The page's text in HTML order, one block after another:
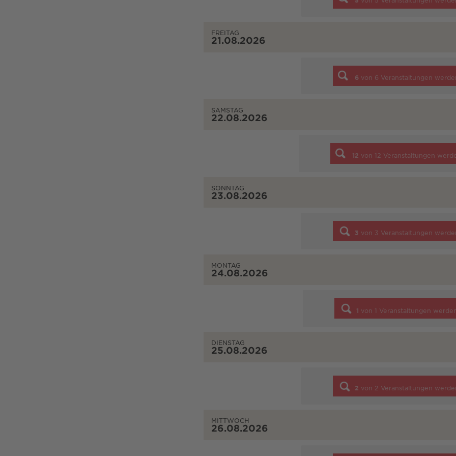
FREITAG
21.08.2026
6 von 6 Veranstaltungen
SAMSTAG
22.08.2026
12 von 12 Veranstaltungen
SONNTAG
23.08.2026
3 von 3 Veranstaltungen
MONTAG
24.08.2026
1 von 1 Veranstaltungen
DIENSTAG
25.08.2026
2 von 2 Veranstaltungen
MITTWOCH
26.08.2026